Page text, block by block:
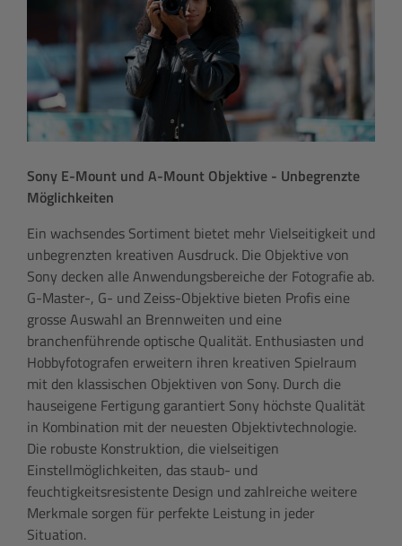
Sony E-Mount und A-Mount Objektive - Unbegrenzte
Möglichkeiten
Ein wachsendes Sortiment bietet mehr Vielseitigkeit und
unbegrenzten kreativen Ausdruck. Die Objektive von
Sony decken alle Anwendungsbereiche der Fotografie ab.
G-Master-, G- und Zeiss-Objektive bieten Profis eine
grosse Auswahl an Brennweiten und eine
branchenführende optische Qualität. Enthusiasten und
Hobbyfotografen erweitern ihren kreativen Spielraum
mit den klassischen Objektiven von Sony. Durch die
hauseigene Fertigung garantiert Sony höchste Qualität
in Kombination mit der neuesten Objektivtechnologie.
Die robuste Konstruktion, die vielseitigen
Einstellmöglichkeiten, das staub- und
feuchtigkeitsresistente Design und zahlreiche weitere
Merkmale sorgen für perfekte Leistung in jeder
Situation.